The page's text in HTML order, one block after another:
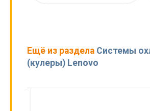
Ещё из раздела Системы
(кулеры) Lenovo